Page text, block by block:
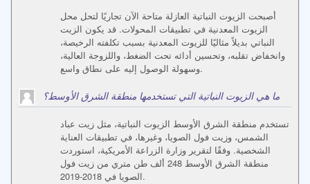
أصبحت الزيوت النباتية العازلة متاحة الآن تجاريًا لتحل محل
الزيوت المعدنية في تطبيقات المحولات. قد يكون الزيت
النباتي بديلاً مثاليًا للزيوت المعدنية بسبب تكلفته الرخيصة،
وانخفاض تقلبه، وتحسين أدائه تحت الضغط، واللزوجة العالية،
وسهولة الوصول إليه على نطاق واسع.
ما هي الزيوت النباتية التي تستخدمها منطقة الشرق الأوسط؟
تستخدم منطقة الشرق الأوسط الزيوت النباتية، مثل زيت عباد
الشمس، وزيت فول الصويا، وغيرها، في تطبيقات العناية
الشخصية. وفقًا لتقرير وزارة الزراعة الأمريكية، استوردت
منطقة الشرق الأوسط 248 ألف طن متري من زيت فول
الصويا في 2018-2019.